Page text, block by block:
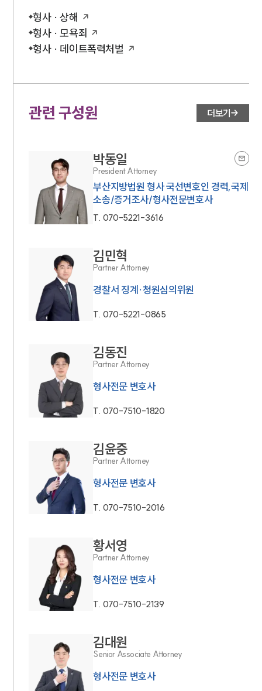
형사 · 상해
형사 · 모욕죄
형사 · 데이트폭력처벌
관련 구성원 더보기
박동일
President Attorney
부산지방법원 형사 국선변호인 경력,국제
소송/증거조사/형사전문변호사
T. 070-5221-3616
김민혁
Partner Attorney
경찰서 징계·청원심의위원
T. 070-5221-0865
김동진
Partner Attorney
형사전문 변호사
T. 070-7510-1820
김윤중
Partner Attorney
형사전문 변호사
T. 070-7510-2016
황서영
Partner Attorney
형사전문 변호사
T. 070-7510-2139
김대원
Senior Associate Attorney
형사전문 변호사